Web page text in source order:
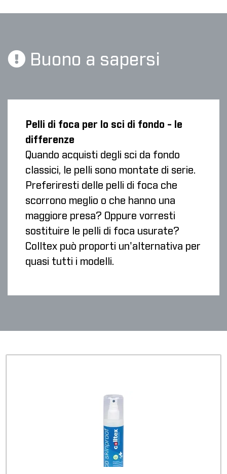
Buono a sapersi
Pelli di foca per lo sci di fondo - le
differenze
Quando acquisti degli sci da fondo
classici, le pelli sono montate di serie.
Preferiresti delle pelli di foca che
scorrono meglio o che hanno una
maggiore presa? Oppure vorresti
sostituire le pelli di foca usurate?
Colltex può proporti un'alternativa per
quasi tutti i modelli.